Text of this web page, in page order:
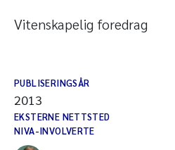
Vitenskapelig foredrag
PUBLISERINGSÅR
2013
EKSTERNE NETTSTED
NIVA-INVOLVERTE